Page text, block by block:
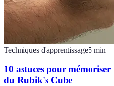
Techniques d'apprentissage5 min
10 astuces pour
du Rubik's Cube